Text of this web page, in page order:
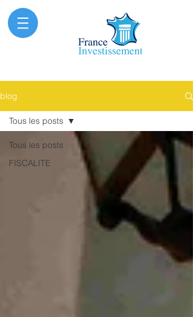
blog
Tous les posts
FISCALITE
Tous les posts